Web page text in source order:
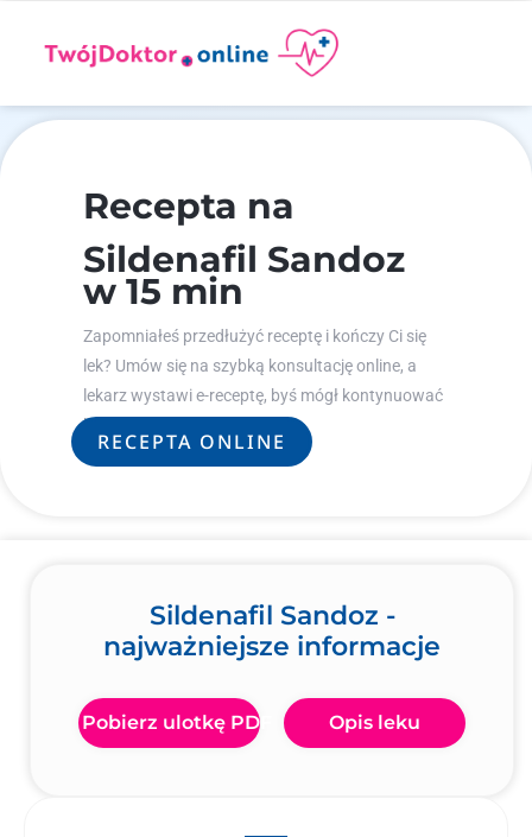
Recepta na
Sildenafil Sandoz
w 15 min
Zapomniałeś przedłużyć receptę i kończy Ci się
lek? Umów się na szybką konsultację online, a
lekarz wystawi e-receptę, byś mógł kontynuować
leczenie.
RECEPTA ONLINE
Sildenafil Sandoz -
najważniejsze informacje
Pobierz ulotkę PDF Opis leku